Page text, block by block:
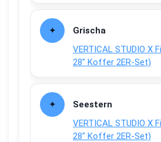
Grischa
VERTICAL STUDIO X
28″ Koffer 2ER-Set)
Seestern
VERTICAL STUDIO X
28″ Koffer 2ER-Set)